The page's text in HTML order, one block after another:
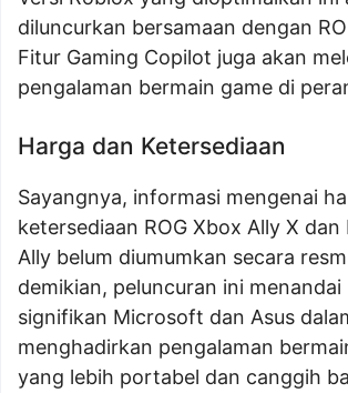
diluncurkan bersamaan dengan
Fitur Gaming Copilot juga akan
pengalaman bermain game di
Harga dan Ketersediaan
Sayangnya, informasi mengenai
ketersediaan ROG Xbox Ally X dan
Ally belum diumumkan secara
demikian, peluncuran ini menandai
signifikan Microsoft dan Asus
menghadirkan pengalaman
yang lebih portabel dan canggih